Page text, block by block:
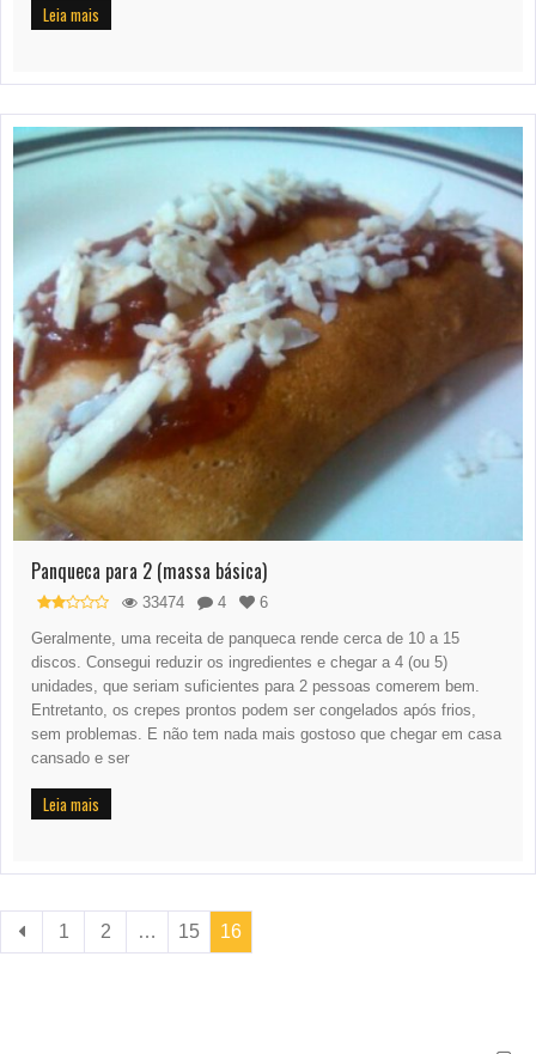
Leia mais
Panqueca para 2 (massa básica)
33474 4
6
Geralmente, uma receita de panqueca rende cerca de 10 a 15
discos. Consegui reduzir os ingredientes e chegar a 4 (ou 5)
unidades, que seriam suficientes para 2 pessoas comerem bem.
Entretanto, os crepes prontos podem ser congelados após frios,
sem problemas. E não tem nada mais gostoso que chegar em casa
cansado e ser
Leia mais
1 2 … 15 16